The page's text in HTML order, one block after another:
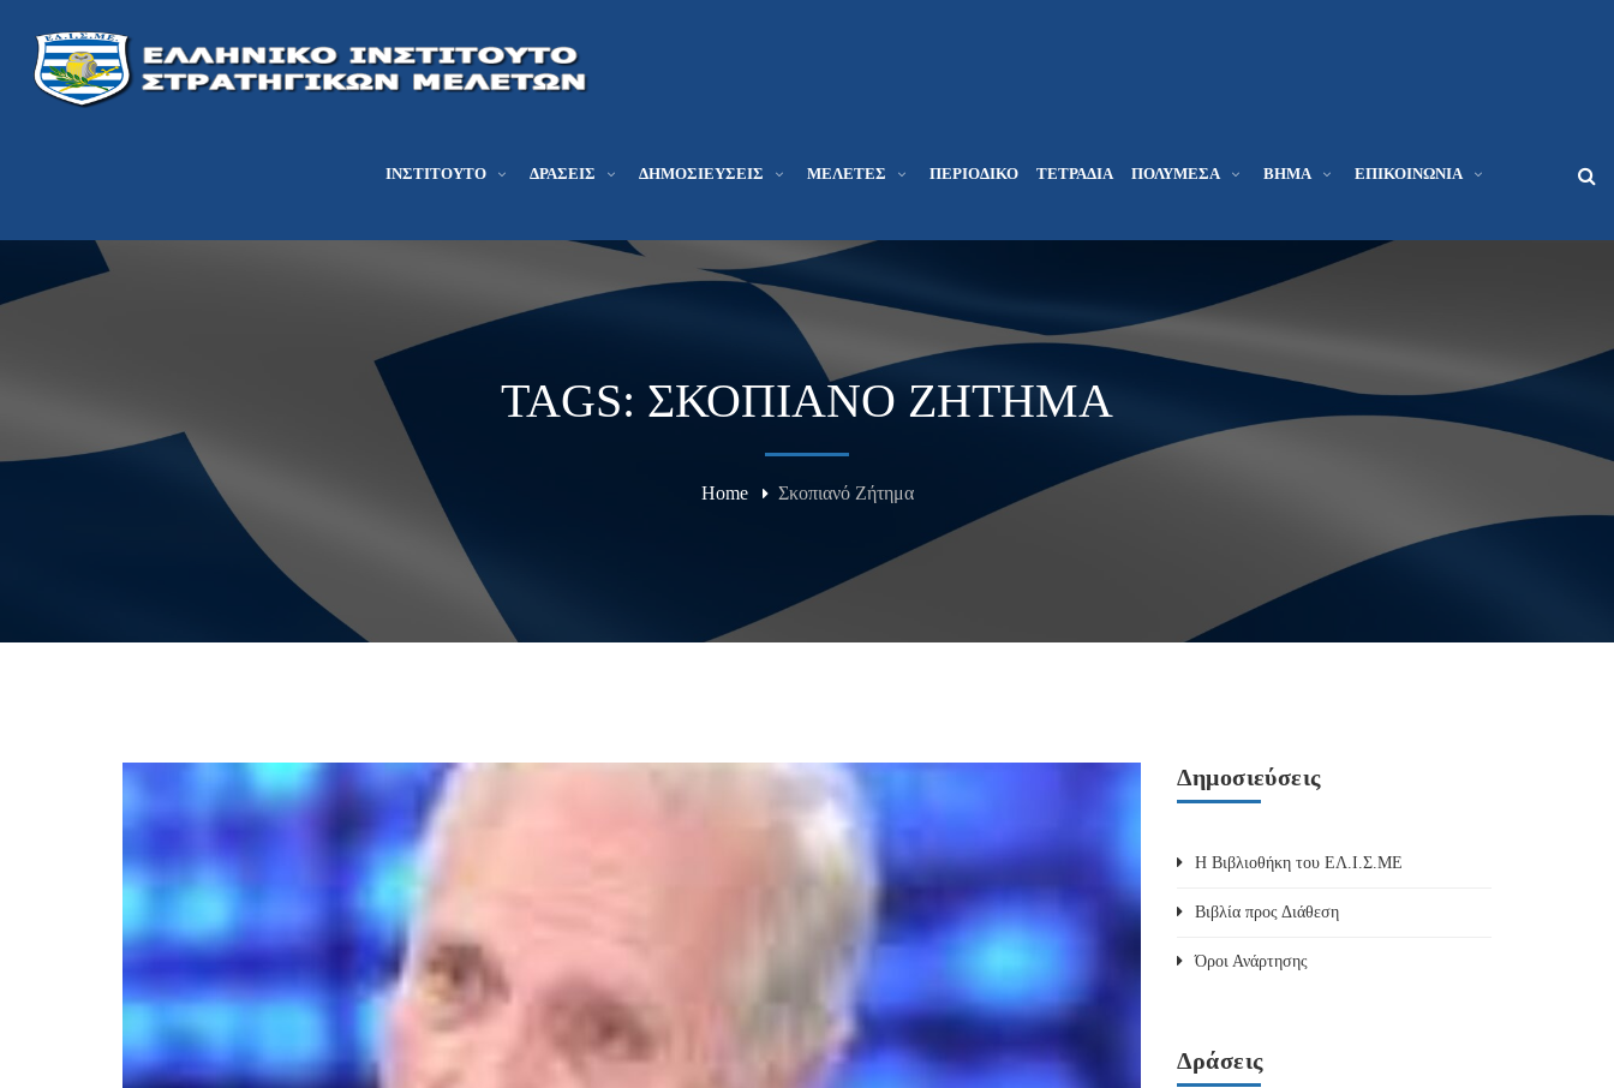
ΙΝΣΤΙΤΟΎΤΟ ΔΡΆΣΕΙΣ ΔΗΜΟΣΙΕΎΣΕΙΣ ΜΕΛΕΤΕΣ ΠΕΡΙΟΔΙΚΌ ΤΕΤΡΆΔΙΑ ΠΟΛΥΜΈΣΑ ΒΉΜΑ ΕΠΙΚΟΙΝΩΝΊΑ
TAGS: ΣΚΟΠΙΑΝΌ ΖΉΤΗΜΑ
Home Σκοπιανό Ζήτημα
Δημοσιεύσεις
Η Βιβλιοθήκη του ΕΛ.Ι.Σ.ΜΕ
Βιβλία προς Διάθεση
Όροι Ανάρτησης
Δράσεις